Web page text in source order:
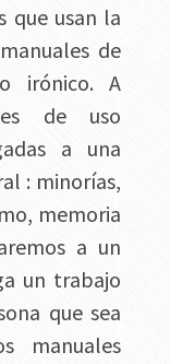
que usan la
de
irónico. A
de uso
a una
: minorías,
memoria
a un
un trabajo
que sea
manuales